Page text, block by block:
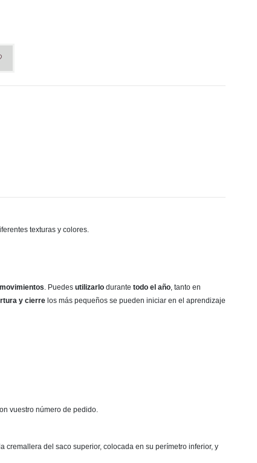
texturas y colores.
. Puedes utilizarlo durante todo el año, tanto en
y cierre los más pequeños se pueden iniciar en el aprendizaje
vuestro número de pedido.
del saco superior, colocada en su perímetro inferior, y